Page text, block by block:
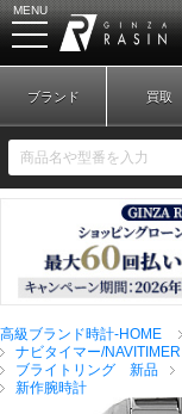
MENU
新規会員登
ブランド 買取
高級ブランド時計-HOME
ナビタイマー/NAVITIMER
ブライトリング 新品
新作腕時計